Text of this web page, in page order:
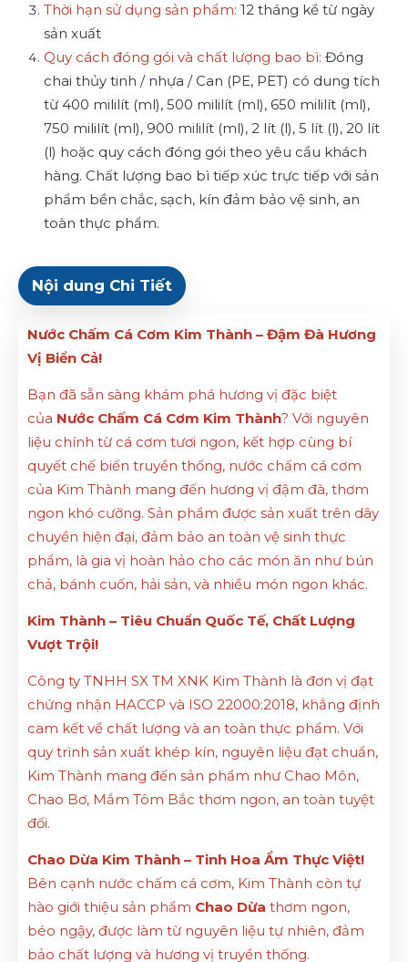
Thời hạn sử dụng sản phẩm: 12 tháng kể từ ngày
sản xuất
Quy cách đóng gói và chất lượng bao bì: Đóng
chai thủy tinh / nhựa / Can (PE, PET) có dung tích
từ 400 mililít (ml), 500 mililít (ml), 650 mililít (ml),
750 mililít (ml), 900 mililít (ml), 2 lít (l), 5 lít (l), 20 lít
(l) hoặc quy cách đóng gói theo yêu cầu khách
hàng. Chất lượng bao bì tiếp xúc trực tiếp với sản
phẩm bền chắc, sạch, kín đảm bảo vệ sinh, an
toàn thực phẩm.
Nội dung Chi Tiết
Nước Chấm Cá Cơm Kim Thành – Đậm Đà Hương
Vị Biển Cả!
Bạn đã sẵn sàng khám phá hương vị đặc biệt
của Nước Chấm Cá Cơm Kim Thành? Với nguyên
liệu chính từ cá cơm tươi ngon, kết hợp cùng bí
quyết chế biến truyền thống, nước chấm cá cơm
của Kim Thành mang đến hương vị đậm đà, thơm
ngon khó cưỡng. Sản phẩm được sản xuất trên dây
chuyền hiện đại, đảm bảo an toàn vệ sinh thực
phẩm, là gia vị hoàn hảo cho các món ăn như bún
chả, bánh cuốn, hải sản, và nhiều món ngon khác.
Kim Thành – Tiêu Chuẩn Quốc Tế, Chất Lượng
Vượt Trội!
Công ty TNHH SX TM XNK Kim Thành là đơn vị đạt
chứng nhận HACCP và ISO 22000:2018, khẳng định
cam kết về chất lượng và an toàn thực phẩm. Với
quy trình sản xuất khép kín, nguyên liệu đạt chuẩn,
Kim Thành mang đến sản phẩm như Chao Môn,
Chao Bơ, Mắm Tôm Bắc thơm ngon, an toàn tuyệt
đối.
Chao Dừa Kim Thành – Tinh Hoa Ẩm Thực Việt!
Bên cạnh nước chấm cá cơm, Kim Thành còn tự
hào giới thiệu sản phẩm Chao Dừa thơm ngon,
béo ngậy, được làm từ nguyên liệu tự nhiên, đảm
bảo chất lượng và hương vị truyền thống.